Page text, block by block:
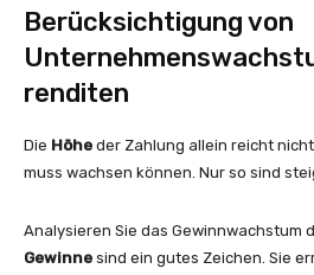
Berücksichtigung von
renditen
Die Höhe der Zahlung allein reicht
muss wachsen können. Nur so sind
Analysieren Sie das Gewinnwachstum
Gewinne sind ein gutes Zeichen. Sie